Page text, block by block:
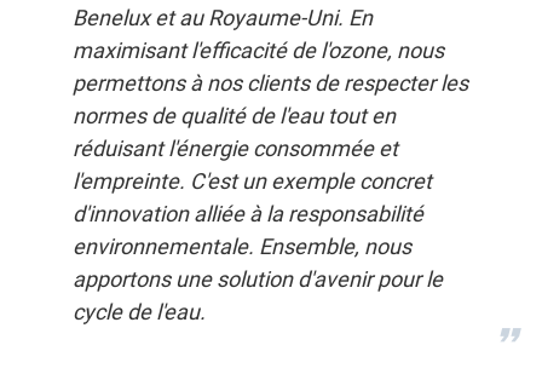
Benelux et au Royaume-Uni. En
maximisant l'efficacité de l'ozone, nous
permettons à nos clients de respecter les
normes de qualité de l'eau tout en
réduisant l'énergie consommée et
l'empreinte. C'est un exemple concret
d'innovation alliée à la responsabilité
environnementale. Ensemble, nous
apportons une solution d'avenir pour le
cycle de l'eau.